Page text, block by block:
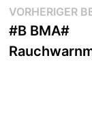
VORHERIGER
#B BMA#